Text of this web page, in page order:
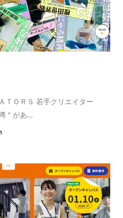
ＴＯＲＳ 若手クリエイター
＂があ…